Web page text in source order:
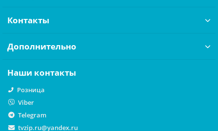
Контакты
Дополнительно
Наши контакты
Розница
Viber
Telegram
tvzip.ru@yandex.ru